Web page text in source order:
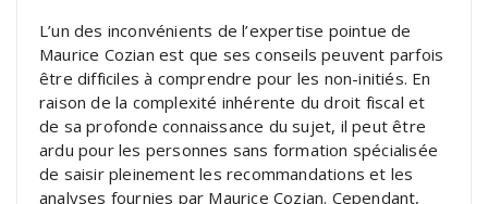
L’un des inconvénients de l’expertise pointue de
Maurice Cozian est que ses conseils peuvent parfois
être difficiles à comprendre pour les non-initiés. En
raison de la complexité inhérente du droit fiscal et
de sa profonde connaissance du sujet, il peut être
ardu pour les personnes sans formation spécialisée
de saisir pleinement les recommandations et les
analyses fournies par Maurice Cozian. Cependant,